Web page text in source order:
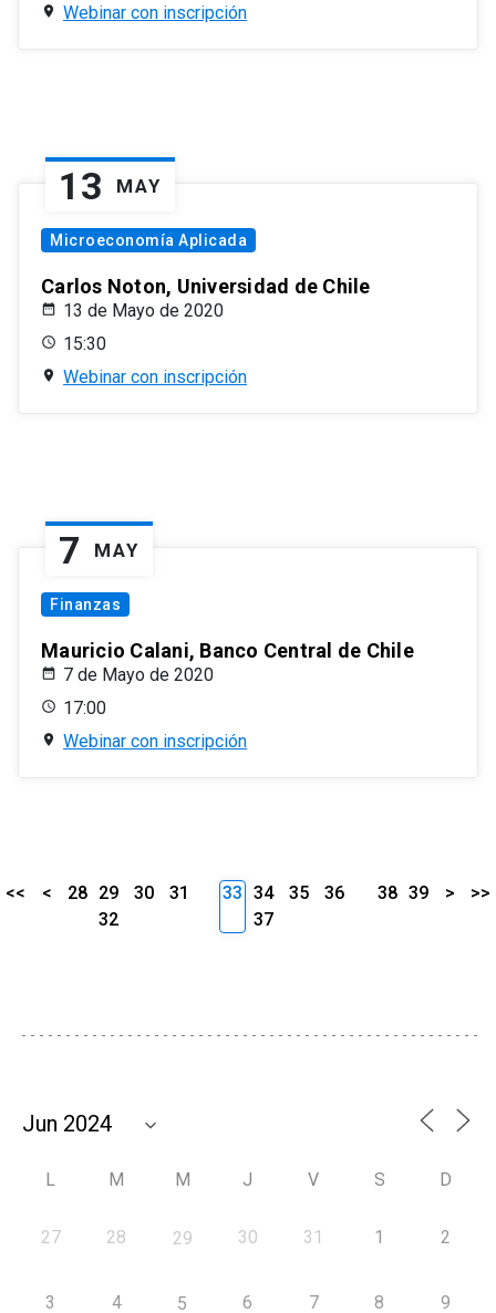
Webinar con inscripción
13 MAY
Microeconomía Aplicada
Carlos Noton, Universidad de Chile
13 de Mayo de 2020
15:30
Webinar con inscripción
7 MAY
Finanzas
Mauricio Calani, Banco Central de Chile
7 de Mayo de 2020
17:00
Webinar con inscripción
<< < 28 29 30
31
32
33 34 35
36
37
38 39 > >>
L M M J V S D
27 28 29 30 31 1 2
3 4 5 6 7 8 9